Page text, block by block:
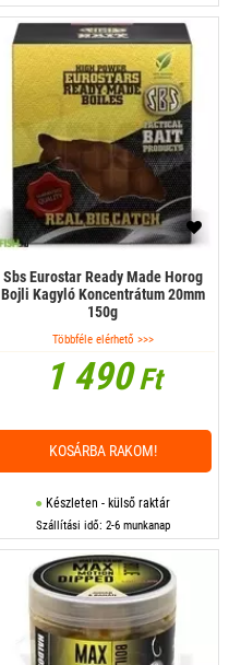
Sbs Eurostar Ready Made Horog
Bojli Kagyló Koncentrátum 20mm
150g
Többféle elérhető >>>
1 490Ft
Készleten - külső raktár
Szállítási idő: 2-6 munkanap
KOSÁRBA RAKOM!